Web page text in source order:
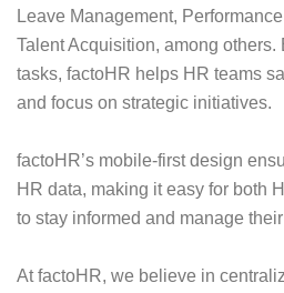
Leave Management,
Talent Acquisition, among others.
tasks, factoHR helps HR teams
and focus on strategic initiatives.
factoHR’s mobile-first design
HR data, making it easy for both
to stay informed and manage
At factoHR, we believe in